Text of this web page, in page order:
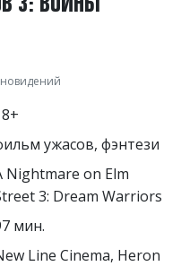
ужасов, фэнтези
Nightmare on Elm
3: Dream Warriors
мин.
Line Cinema, Heron